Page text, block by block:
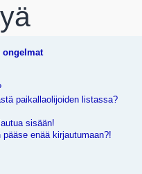
ongelmat
paikallaolijoiden listassa?
sisään!
enää kirjautumaan?!